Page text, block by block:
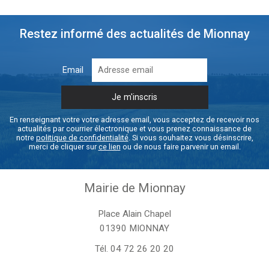
Restez informé des actualités de Mionnay
Email
En renseignant votre votre adresse email, vous acceptez de recevoir nos
actualités par courrier électronique et vous prenez connaissance de
notre politique de confidentialité. Si vous souhaitez vous désinscrire,
merci de cliquer surce lien ou de nous faire parvenir un email.
Mairie de Mionnay
Place Alain Chapel
01390 MIONNAY
Tél. 04 72 26 20 20